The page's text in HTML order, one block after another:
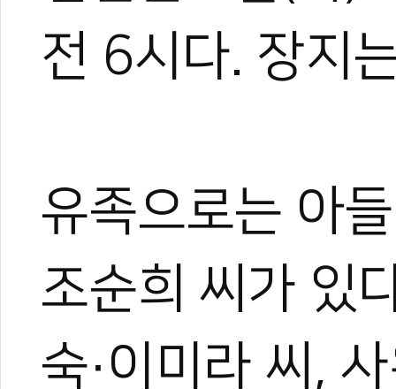
전 6시다. 장지
유족으로는 아
조순희 씨가 있
숙·이미라 씨,